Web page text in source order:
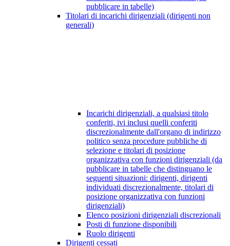
pubblicare in tabelle)
Titolari di incarichi dirigenziali (dirigenti non
generali)
Incarichi dirigenziali, a qualsiasi titolo
conferiti, ivi inclusi quelli conferiti
discrezionalmente dall'organo di indirizzo
politico senza procedure pubbliche di
selezione e titolari di posizione
organizzativa con funzioni dirigenziali (da
pubblicare in tabelle che distinguano le
seguenti situazioni: dirigenti, dirigenti
individuati discrezionalmente, titolari di
posizione organizzativa con funzioni
dirigenziali)
Elenco posizioni dirigenziali discrezionali
Posti di funzione disponibili
Ruolo dirigenti
Dirigenti cessati